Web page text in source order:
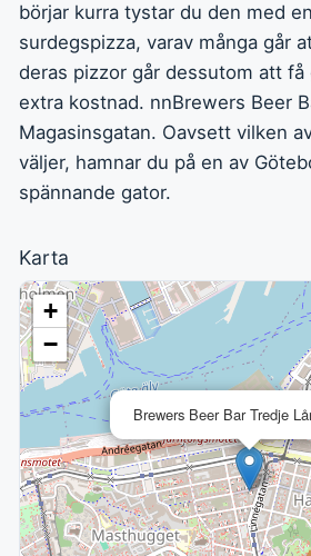
börjar kurra tystar du den med
surdegspizza, varav många går
deras pizzor går dessutom att
extra kostnad. nnBrewers Beer
Magasinsgatan. Oavsett vilken
väljer, hamnar du på en av
spännande gator.
Karta
Brewers Beer Bar Tredje
+
−